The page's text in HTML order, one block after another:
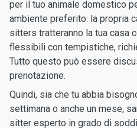
per il tuo animale domestico
ambiente preferito: la propria
sitters tratteranno la tua casa
flessibili con tempistiche,
Tutto questo può essere
prenotazione.
Quindi, sia che tu abbia
settimana o anche un mese,
sitter esperto in grado di